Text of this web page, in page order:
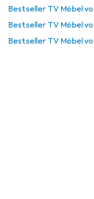
Bestseller TV Möbel
Bestseller TV Möbel
Bestseller TV Möbel